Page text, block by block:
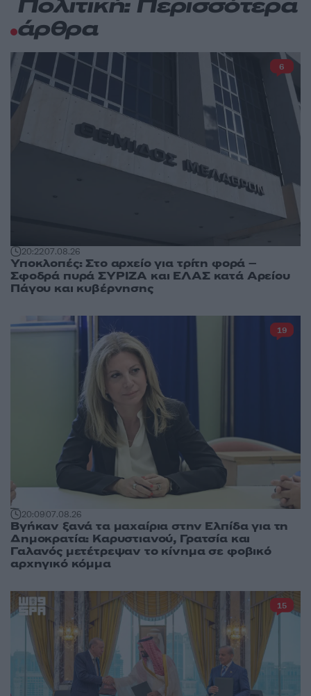
Πολιτική: Περισσότερα
άρθρα
20:2207.08.26
Υποκλοπές: Στο αρχείο για τρίτη φορά –
Σφοδρά πυρά ΣΥΡΙΖΑ και ΕΛΑΣ κατά Αρείου
Πάγου και κυβέρνησης
6
20:0907.08.26
Βγήκαν ξανά τα μαχαίρια στην Ελπίδα για τη
Δημοκρατία: Καρυστιανού, Γρατσία και
Γαλανός μετέτρεψαν το κίνημα σε φοβικό
αρχηγικό κόμμα
19
15